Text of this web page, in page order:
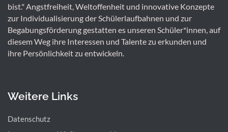
bist." Angstfreiheit, Weltoffenheit und innovative Konzepte
zur Individualisierung der Schülerlaufbahnen und zur
Begabungsförderung gestatten es unseren Schüler*innen, auf
diesem Weg ihre Interessen und Talente zu erkunden und
ihre Persönlichkeit zu entwickeln.
Weitere Links
Datenschutz